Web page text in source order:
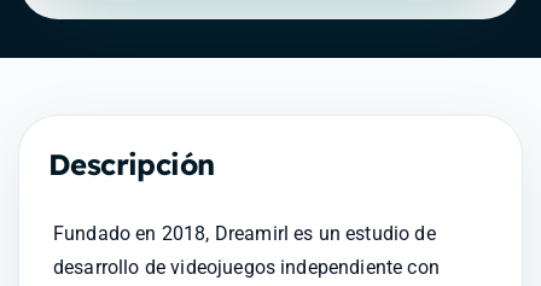
Descripción
Fundado en 2018, Dreamirl es un estudio de
desarrollo de videojuegos independiente con